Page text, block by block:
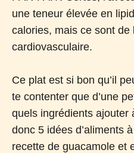
une teneur élevée en
calories, mais ce sont
cardiovasculaire.
Ce plat est si bon qu’il
te contenter que d’une
quels ingrédients ajouter
donc 5 idées d’aliments
recette de guacamole et